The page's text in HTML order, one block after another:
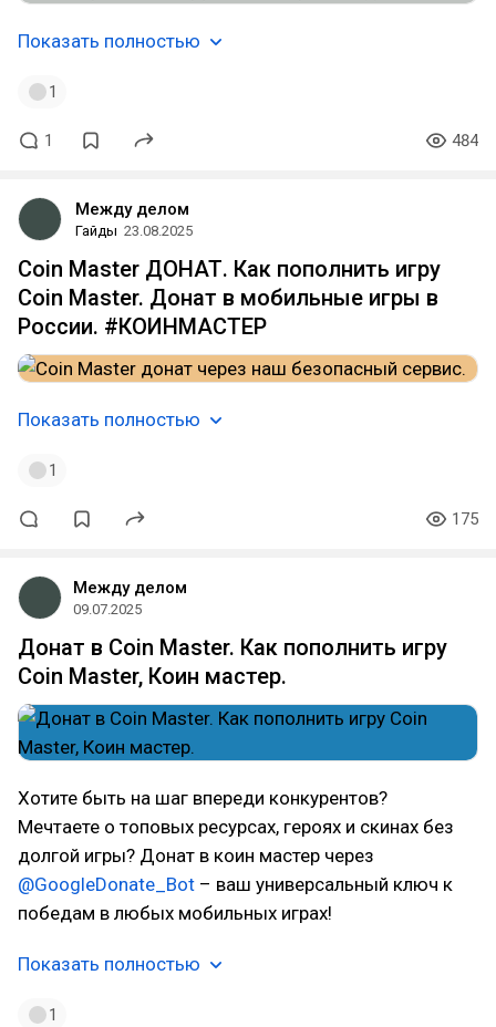
Показать полностью
1
1 484
Между делом
Гайды 23.08.2025
Coin Master ДОНАТ. Как пополнить игру
Coin Master. Донат в мобильные игры в
России. #КОИНМАСТЕР
Показать полностью
1
175
Между делом
09.07.2025
Донат в Coin Master. Как пополнить игру
Coin Master, Коин мастер.
Хотите быть на шаг впереди конкурентов?
Мечтаете о топовых ресурсах, героях и скинах без
долгой игры? Донат в коин мастер через
@GoogleDonate_Bot – ваш универсальный ключ к
победам в любых мобильных играх!
Показать полностью
1